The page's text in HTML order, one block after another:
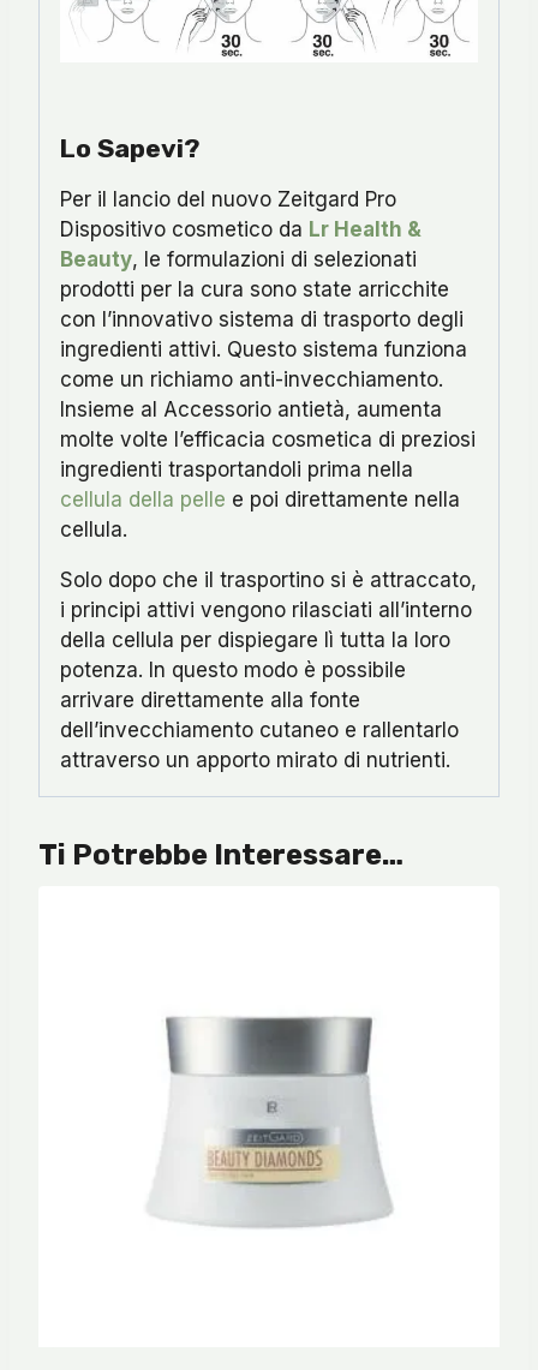
Lo Sapevi?
Per il lancio del nuovo Zeitgard Pro
Dispositivo cosmetico da Lr Health &
Beauty, le formulazioni di selezionati
prodotti per la cura sono state arricchite
con l’innovativo sistema di trasporto degli
ingredienti attivi. Questo sistema funziona
come un richiamo anti-invecchiamento.
Insieme al Accessorio antietà, aumenta
molte volte l’efficacia cosmetica di preziosi
ingredienti trasportandoli prima nella
cellula della pelle e poi direttamente nella
cellula.
Solo dopo che il trasportino si è attraccato,
i principi attivi vengono rilasciati all’interno
della cellula per dispiegare lì tutta la loro
potenza. In questo modo è possibile
arrivare direttamente alla fonte
dell’invecchiamento cutaneo e rallentarlo
attraverso un apporto mirato di nutrienti.
Ti Potrebbe Interessare…